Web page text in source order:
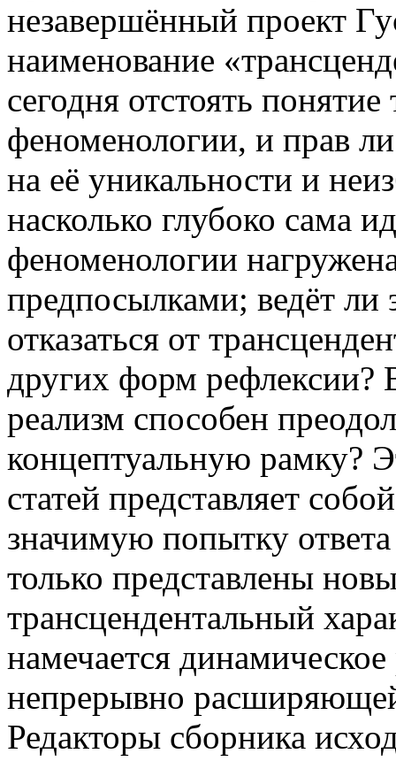
незавершённый проект
наименование
сегодня отстоять
феноменологии, и прав
на её уникальности и
насколько глубоко сама
феноменологии
предпосылками; ведёт
отказаться от
других форм рефлексии?
реализм способен
концептуальную рамку?
статей представляет
значимую попытку
только представлены
трансцендентальный
намечается
непрерывно
Редакторы сборника